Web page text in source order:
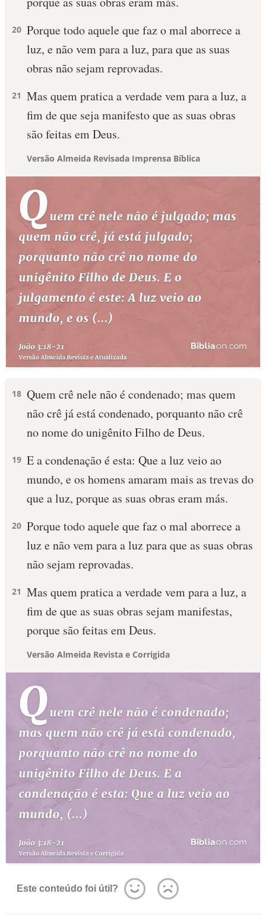
20 Porque todo aquele que faz o mal aborrece a
luz, e não vem para a luz, para que as suas
obras não sejam reprovadas.
21 Mas quem pratica a verdade vem para a luz, a
fim de que seja manifesto que as suas obras
são feitas em Deus.
Versão Almeida Revisada Imprensa Bíblica
18 Quem crê nele não é condenado; mas quem
não crê já está condenado, porquanto não crê
no nome do unigênito Filho de Deus.
19 E a condenação é esta: Que a luz veio ao
mundo, e os homens amaram mais as trevas do
que a luz, porque as suas obras eram más.
20 Porque todo aquele que faz o mal aborrece a
luz e não vem para a luz para que as suas obras
não sejam reprovadas.
21 Mas quem pratica a verdade vem para a luz, a
fim de que as suas obras sejam manifestas,
porque são feitas em Deus.
Versão Almeida Revista e Corrigida
Este conteúdo foi útil?